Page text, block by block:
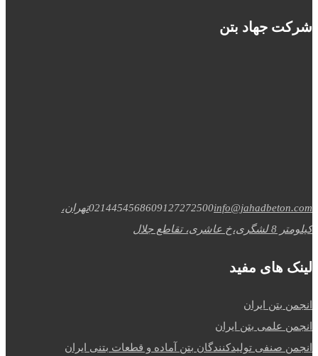
شرکت جهاد بتن
0214454568609127272500info@jahadbeton.com
تهران،
کیلومتر 8 لشگری،خ عاشری، تقاطع جلال
لینک های مفید
انجمن بتن ایران
انجمن علمی بتن ایران
انجمن صنفی تولیدکنندگان بتن آماده و قطعات بتنی ایران